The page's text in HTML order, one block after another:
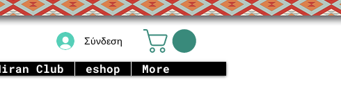
Σύνδεση
Club eshop More